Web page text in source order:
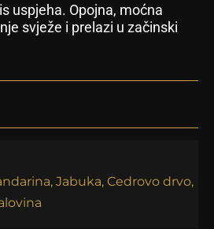
uspjeha. Opojna, moćna
svježe i prelazi u začinski
Jabuka, Cedrovo drvo,